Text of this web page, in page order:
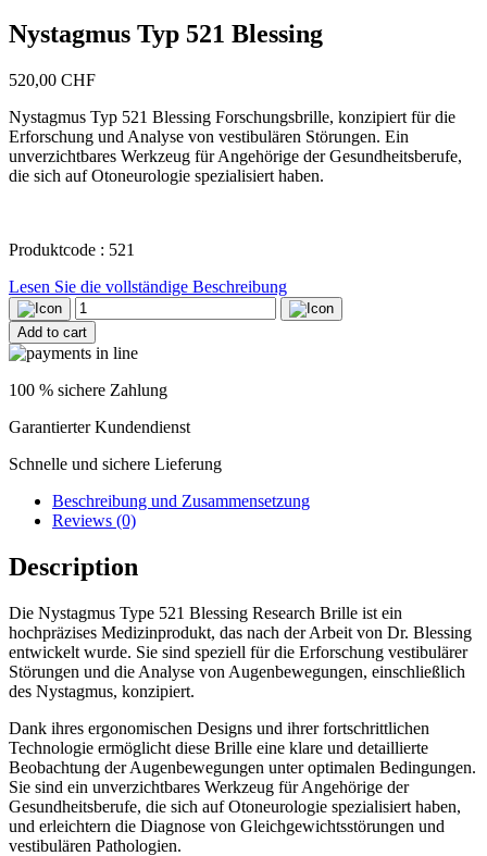
Nystagmus Typ 521 Blessing
520,00 CHF
Nystagmus Typ 521 Blessing Forschungsbrille, konzipiert für die
Erforschung und Analyse von vestibulären Störungen. Ein
unverzichtbares Werkzeug für Angehörige der Gesundheitsberufe,
die sich auf Otoneurologie spezialisiert haben.
Produktcode : 521
Lesen Sie die vollständige Beschreibung
Nystagmus
Typ
521
Blessing
quantity
Add to cart
100 % sichere Zahlung
Garantierter Kundendienst
Schnelle und sichere Lieferung
Beschreibung und Zusammensetzung
Reviews (0)
Description
Die Nystagmus Type 521 Blessing Research Brille ist ein
hochpräzises Medizinprodukt, das nach der Arbeit von Dr. Blessing
entwickelt wurde. Sie sind speziell für die Erforschung vestibulärer
Störungen und die Analyse von Augenbewegungen, einschließlich
des Nystagmus, konzipiert.
Dank ihres ergonomischen Designs und ihrer fortschrittlichen
Technologie ermöglicht diese Brille eine klare und detaillierte
Beobachtung der Augenbewegungen unter optimalen Bedingungen.
Sie sind ein unverzichtbares Werkzeug für Angehörige der
Gesundheitsberufe, die sich auf Otoneurologie spezialisiert haben,
und erleichtern die Diagnose von Gleichgewichtsstörungen und
vestibulären Pathologien.